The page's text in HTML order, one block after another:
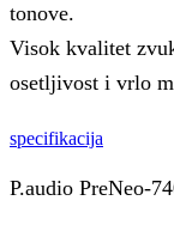
tonove.
Visok kvalitet
osetljivost i vrlo
specifikacija
P.audio PreNeo-